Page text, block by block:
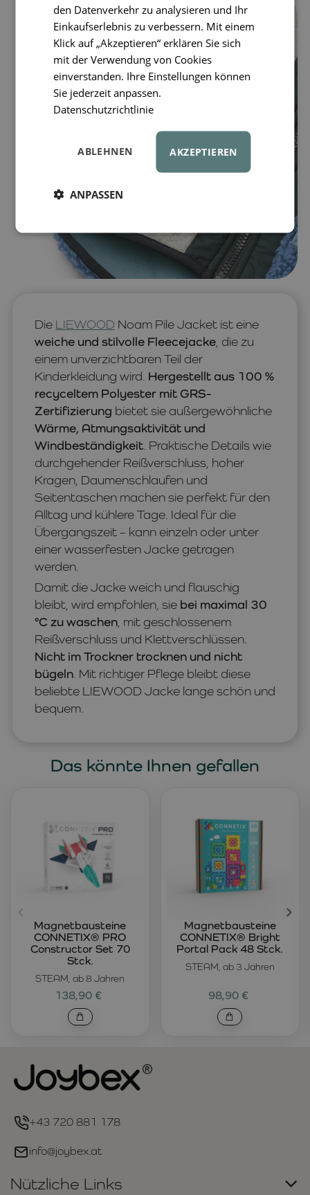
Die LIEWOOD Noam Pile Jacket ist eine
weiche und stilvolle Fleecejacke , die zu
einem unverzichtbaren Teil der
Kinderkleidung wird. Hergestellt aus 100 %
recyceltem Polyester mit GRS-
Zertifizierung bietet sie außergewöhnliche
Wärme, Atmungsaktivität und
Windbeständigkeit . Praktische Details wie
durchgehender Reißverschluss, hoher
Kragen, Daumenschlaufen und
Seitentaschen machen sie perfekt für den
Alltag und kühlere Tage. Ideal für die
Übergangszeit – kann einzeln oder unter
einer wasserfesten Jacke getragen
werden.
Damit die Jacke weich und flauschig
bleibt, wird empfohlen, sie bei maximal 30
°C zu waschen , mit geschlossenem
Reißverschluss und Klettverschlüssen.
Nicht im Trockner trocknen und nicht
bügeln . Mit richtiger Pflege bleibt diese
beliebte LIEWOOD Jacke lange schön und
bequem.
Das könnte Ihnen gefallen
STEAM, ab 8 Jahren
Magnetbausteine
CONNETIX® PRO
Constructor Set 70
Stck.
138,90 €
STEAM, ab 3 Jahren
Magnetbausteine
CONNETIX® Bright
Portal Pack 48 Stck.
98,90 €
+43 720 881 178
info@joybex.at
Nützliche Links
den Datenverkehr zu analysieren und Ihr
Einkaufserlebnis zu verbessern. Mit einem
Klick auf „Akzeptieren“ erklären Sie sich
mit der Verwendung von Cookies
einverstanden. Ihre Einstellungen können
Sie jederzeit anpassen.
Datenschutzrichtlinie
AKZEPTIEREN
ABLEHNEN
ANPASSEN